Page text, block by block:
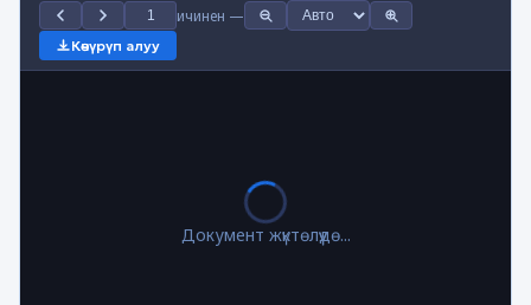
ичинен —
Көчүрүп алуу
Документ жүктөлүүдө...